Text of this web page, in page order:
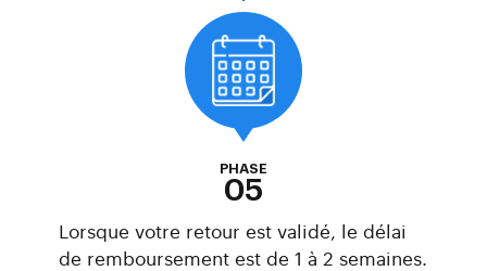
PHASE
05
Lorsque votre retour est validé, le délai
de remboursement est de 1 à 2 semaines.